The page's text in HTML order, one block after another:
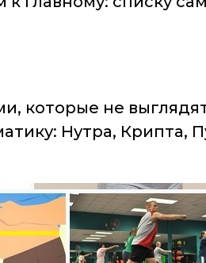
не выглядят
Нутра, Крипта,